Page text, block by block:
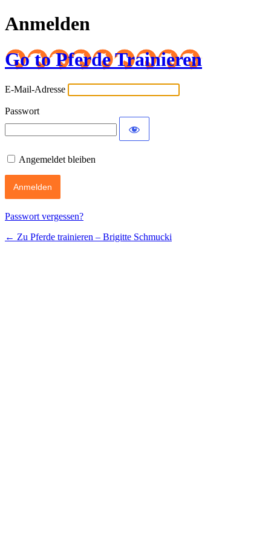
Anmelden
Go to Pferde Trainieren
E-Mail-Adresse
Passwort
Angemeldet bleiben
Passwort vergessen?
← Zu Pferde trainieren – Brigitte Schmucki